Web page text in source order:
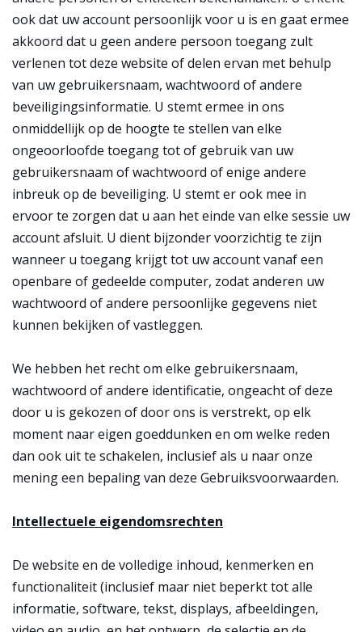
ook dat uw account persoonlijk voor u is en gaat ermee
akkoord dat u geen andere persoon toegang zult
verlenen tot deze website of delen ervan met behulp
van uw gebruikersnaam, wachtwoord of andere
beveiligingsinformatie. U stemt ermee in ons
onmiddellijk op de hoogte te stellen van elke
ongeoorloofde toegang tot of gebruik van uw
gebruikersnaam of wachtwoord of enige andere
inbreuk op de beveiliging. U stemt er ook mee in
ervoor te zorgen dat u aan het einde van elke sessie uw
account afsluit. U dient bijzonder voorzichtig te zijn
wanneer u toegang krijgt tot uw account vanaf een
openbare of gedeelde computer, zodat anderen uw
wachtwoord of andere persoonlijke gegevens niet
kunnen bekijken of vastleggen.
We hebben het recht om elke gebruikersnaam,
wachtwoord of andere identificatie, ongeacht of deze
door u is gekozen of door ons is verstrekt, op elk
moment naar eigen goeddunken en om welke reden
dan ook uit te schakelen, inclusief als u naar onze
mening een bepaling van deze Gebruiksvoorwaarden.
Intellectuele eigendomsrechten
De website en de volledige inhoud, kenmerken en
functionaliteit (inclusief maar niet beperkt tot alle
informatie, software, tekst, displays, afbeeldingen,